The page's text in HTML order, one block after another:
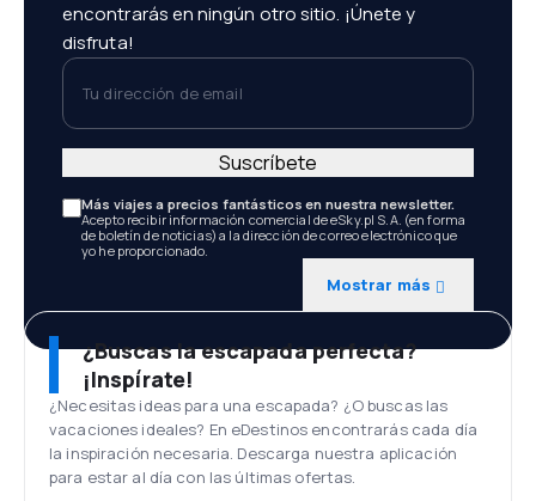
encontrarás en ningún otro sitio. ¡Únete y
disfruta!
Tu dirección de email
Más viajes a precios fantásticos en nuestra newsletter.
Acepto recibir información comercial de eSky.pl S.A. (en forma
de boletín de noticias) a la dirección de correo electrónico que
yo he proporcionado.
Mostrar más
Suscríbete
¿Buscas la escapada perfecta?
¡Inspírate!
¿Necesitas ideas para una escapada? ¿O buscas las
vacaciones ideales? En eDestinos encontrarás cada día
la inspiración necesaria. Descarga nuestra aplicación
para estar al día con las últimas ofertas.